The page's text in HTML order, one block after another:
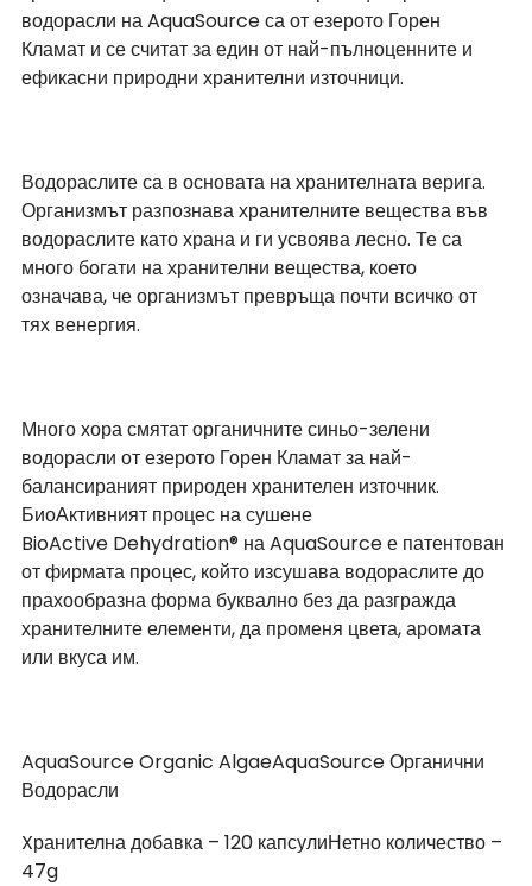
водорасли на AquaSource са от езерото Горен
Кламат и се считат за един от най-пълноценните и
ефикасни природни хранителни източници.
Водораслите са в основата на хранителната верига.
Организмът разпознава хранителните вещества във
водораслите като храна и ги усвоява лесно. Те са
много богати на хранителни вещества, което
означава, че организмът превръща почти всичко от
тях венергия.
Много хора смятат органичните синьо-зелени
водорасли от езерото Горен Кламат за най-
балансираният природен хранителен източник.
БиоАктивният процес на сушене
BioActive Dehydration® на AquaSource е патентован
от фирмата процес, който изсушава водораслите до
прахообразна форма буквално без да разгражда
хранителните елементи, да променя цвета, аромата
или вкуса им.
AquaSource Organic AlgaeAquaSource Органични
Водорасли
Xранителна добавка – 120 капсулиНетно количество –
47g